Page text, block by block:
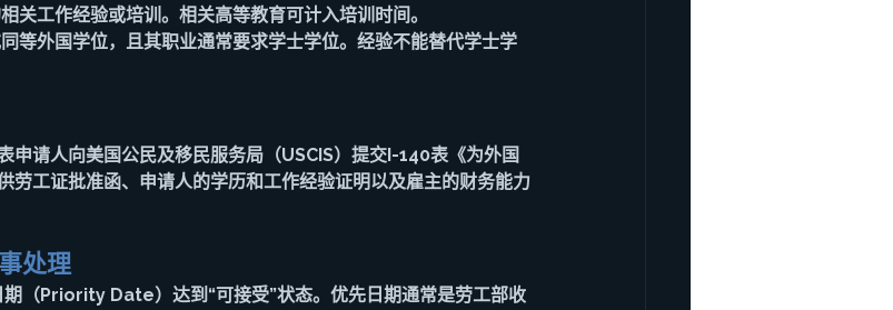
关工作经验或培训。相关高等教育可计入培训时间。
等外国学位，且其职业通常要求学士学位。经验不能替代学士学
申请人向美国公民及移民服务局（USCIS）提交I-140表《为外国
劳工证批准函、申请人的学历和工作经验证明以及雇主的财务能力
处理
（Priority Date）达到“可接受”状态。优先日期通常是劳工部收